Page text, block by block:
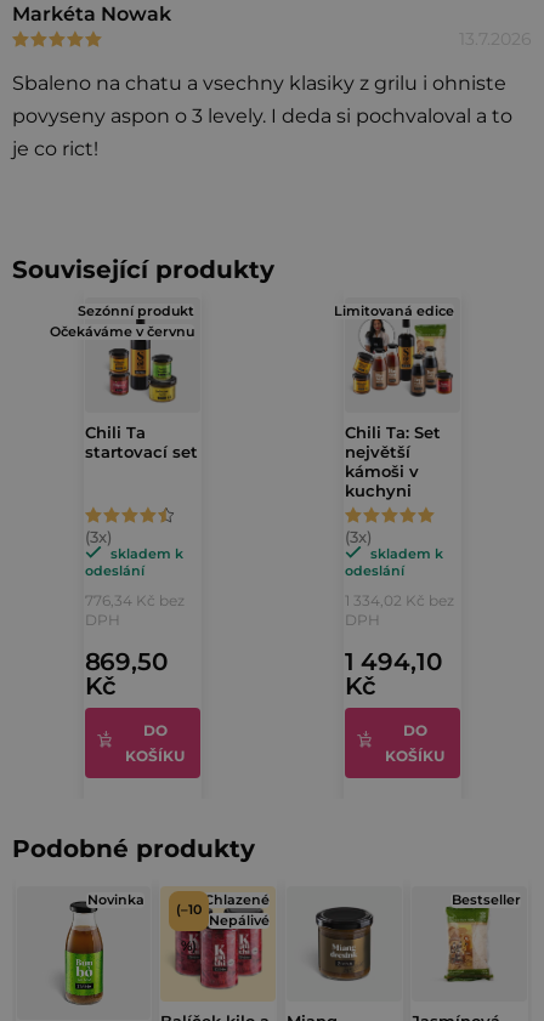
V
ý
p
i
s
n
Markéta Nowak
Hodnocení produktu je 5 z 5 hvězdiček.
13.7.2026
Sbaleno na chatu a vsechny klasiky z grilu i ohniste
povyseny aspon o 3 levely. I deda si pochvaloval a to
je co rict!
Související produkty
Sezónní produkt
Očekáváme v červnu
Chili Ta
startovací set
Průměrné
hodnocení
je
4,7
z
5
hvězdiček.
odeslání
776,34 Kč bez
DPH
869,50
Kč
DO
KOŠÍKU
Limitovaná edice
Chili Ta: Set
největší
kámoši v
kuchyni
Průměrné
hodnocení
je
5,0
z
5
hvězdiček.
odeslání
1 334,02 Kč bez
DPH
1 494,10
Kč
DO
KOŠÍKU
Podobné produkty
Novinka
Chlazené
Nepálivé
(–10
%)
Bestseller